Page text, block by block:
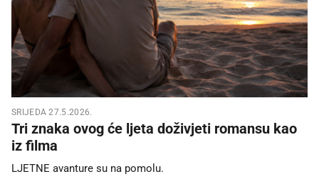
SRIJEDA 27.5.2026.
Tri znaka ovog će ljeta doživjeti romansu kao
iz filma
LJETNE avanture su na pomolu.